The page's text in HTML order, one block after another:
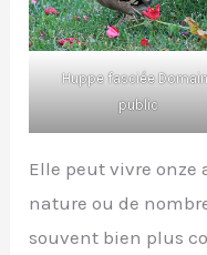
Huppe fasciée
public
Elle peut vivre onze
nature ou de
souvent bien plus